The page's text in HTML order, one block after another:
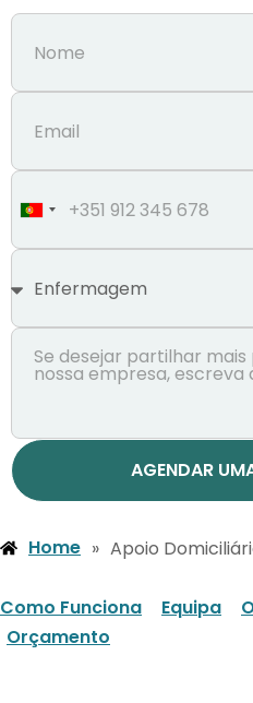
Portugal
+351
AGENDAR
Home » Apoio
Como Funciona Equipa
Orçamento